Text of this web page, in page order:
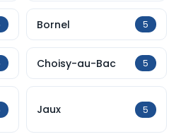
Bornel 5
Choisy-au-Bac 5
Jaux 5